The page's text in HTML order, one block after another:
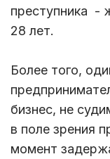
преступника -
28 лет.
Более того,
бизнес, не
в поле зрения
момент